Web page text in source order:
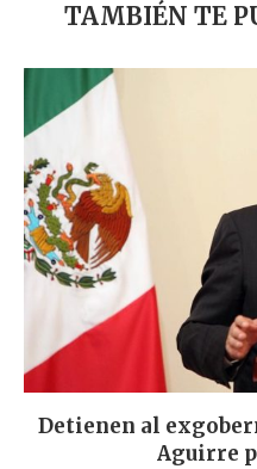
TAMBIÉN TE
Detienen al
Aguirre